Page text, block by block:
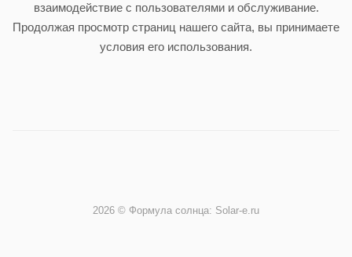
взаимодействие с пользователями и обслуживание.
Продолжая просмотр страниц нашего сайта, вы принимаете
условия его использования.
2026 © Формула солнца: Solar-e.ru